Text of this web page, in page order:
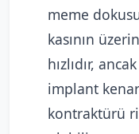
meme
kasının
hızlıdır,
implant
kontraktürü